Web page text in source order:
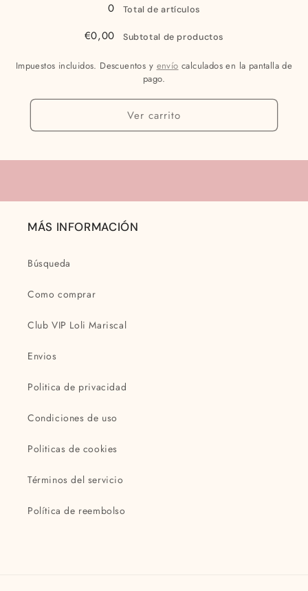
0
Total de artículos
€0,00 Subtotal de productos
Impuestos incluidos. Descuentos y envío calculados en la pantalla de
pago.
Ver carrito
MÁS INFORMACIÓN
Búsqueda
Como comprar
Club VIP Loli Mariscal
Envios
Politica de privacidad
Condiciones de uso
Politicas de cookies
Términos del servicio
Política de reembolso